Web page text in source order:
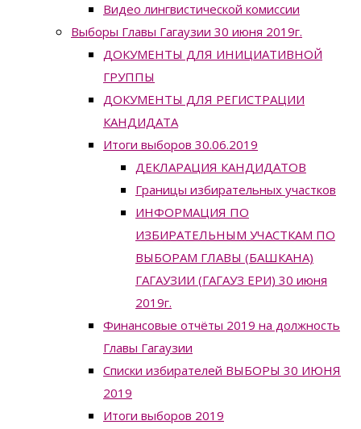
Видео лингвистической комиссии
Выборы Главы Гагаузии 30 июня 2019г.
ДОКУМЕНТЫ ДЛЯ ИНИЦИАТИВНОЙ
ГРУППЫ
ДОКУМЕНТЫ ДЛЯ РЕГИСТРАЦИИ
КАНДИДАТА
Итоги выборов 30.06.2019
ДЕКЛАРАЦИЯ КАНДИДАТОВ
Границы избирательных участков
ИНФОРМАЦИЯ ПО
ИЗБИРАТЕЛЬНЫМ УЧАСТКАМ ПО
ВЫБОРАМ ГЛАВЫ (БАШКАНА)
ГАГАУЗИИ (ГАГАУЗ ЕРИ) 30 июня
2019г.
Финансовые отчёты 2019 на должность
Главы Гагаузии
Списки избирателей ВЫБОРЫ 30 ИЮНЯ
2019
Итоги выборов 2019